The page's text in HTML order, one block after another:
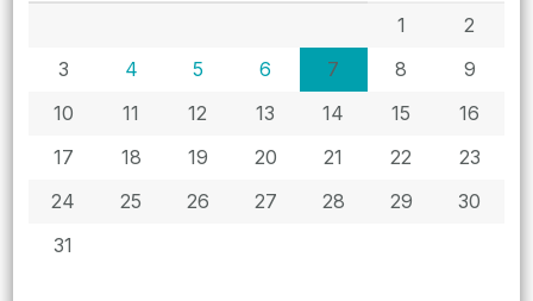
1
2
3
4 5 6 7 8
9
10
11 12 13 14 15
16
17
18 19 20 21 22
23
24
25 26 27 28 29
30
31